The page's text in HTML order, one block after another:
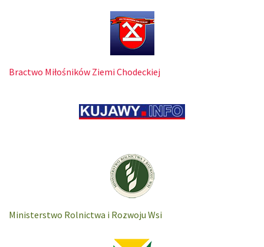
Bractwo Miłośników Ziemi Chodeckiej
Ministerstwo Rolnictwa i Rozwoju Wsi